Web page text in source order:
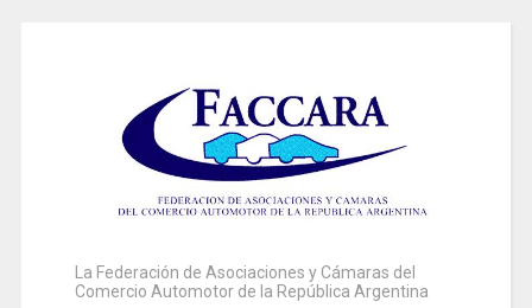
La Federación de Asociaciones y Cámaras del
Comercio Automotor de la República Argentina